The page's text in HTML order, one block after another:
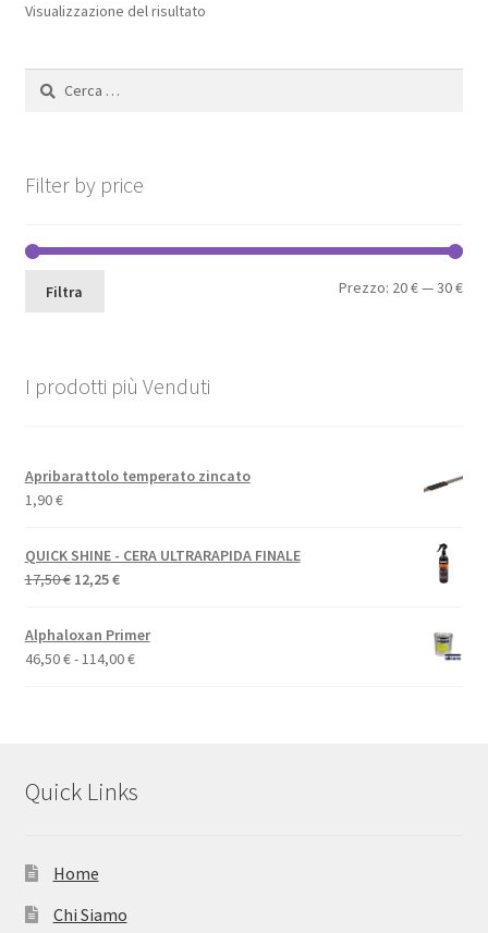
Visualizzazione del risultato
Ricerca
Filter by price
Filtra Prezzo: 20 €—30 €
I prodotti più Venduti
Apribarattolo temperato zincato
1,90€
QUICK SHINE - CERA ULTRARAPIDA FINALE
17,50€ Il
originale
era:
12,25€Il
attuale
è:
Alphaloxan Primer
46,50€-114,00€Fascia
114,00 €
Quick Links
Home
Chi Siamo